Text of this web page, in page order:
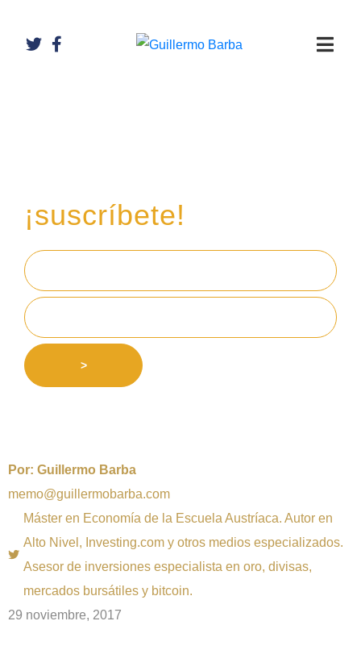
¡suscríbete!
>
Por: Guillermo Barba
memo@guillermobarba.com
Máster en Economía de la Escuela Austríaca. Autor en
Alto Nivel, Investing.com y otros medios especializados.
Asesor de inversiones especialista en oro, divisas,
mercados bursátiles y bitcoin.
29 noviembre, 2017